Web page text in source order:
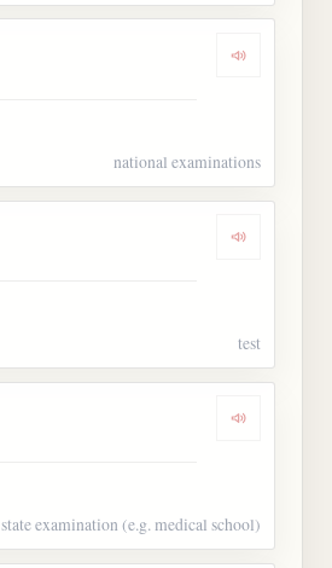
Dengarkan
national examinations
Dengarkan
test
Dengarkan
state examination (e.g. medical school)